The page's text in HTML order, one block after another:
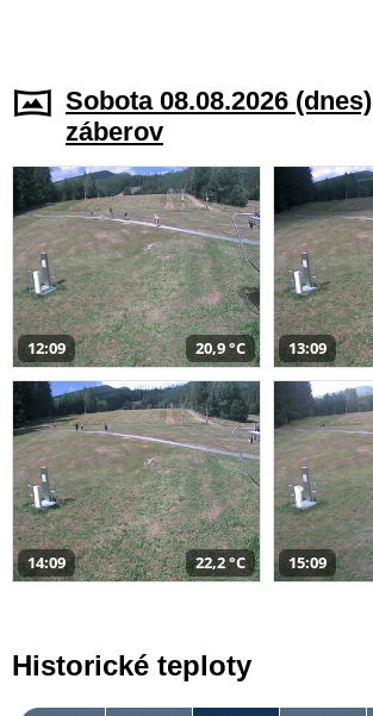
Sobota 08.08.2026 (dnes)
záberov
12:09 20,9 °C 13:09
14:09 22,2 °C 15:09
Historické teploty